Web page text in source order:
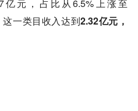
亿元，占比从6.5%上涨至
一类目收入达到2.32亿元，